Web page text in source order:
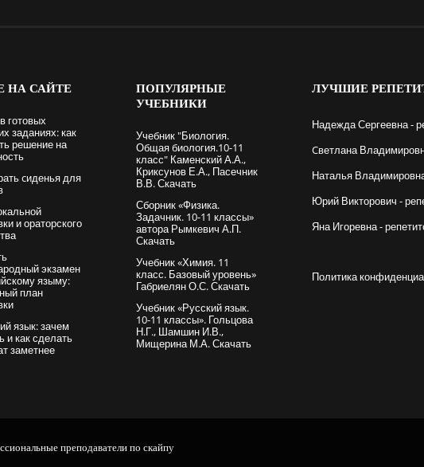
НА САЙТЕ
готовых
заданиях: как
решение на
cиденья для
и ораторского
экзамен
языму:
план
язык: зачем
и как сделать
заметнее
ПОПУЛЯРНЫЕ
УЧЕБНИКИ
Учебник "Биология.
Общая биология.10-11
класс" Каменский А.А.,
Криксунов Е.А., Пасечник
В.В. Скачать
Сборник «Физика.
Задачник. 10-11 классы»
автора Рымкевич А.П.
Скачать
Учебник «Химия. 11
класс. Базовый уровень»
Габриелян О.С. Скачать
Учебник «Русский язык.
10-11 классы». Гольцова
Н.Г., Шамшин И.В.,
Мищерина М.А. Скачать
ЛУЧШИЕ
Надежда Сергеевна -
Cветлана
Наталья
Юрий Викторович -
Яна Игоревна -
Политика
преподаватели по скайпу